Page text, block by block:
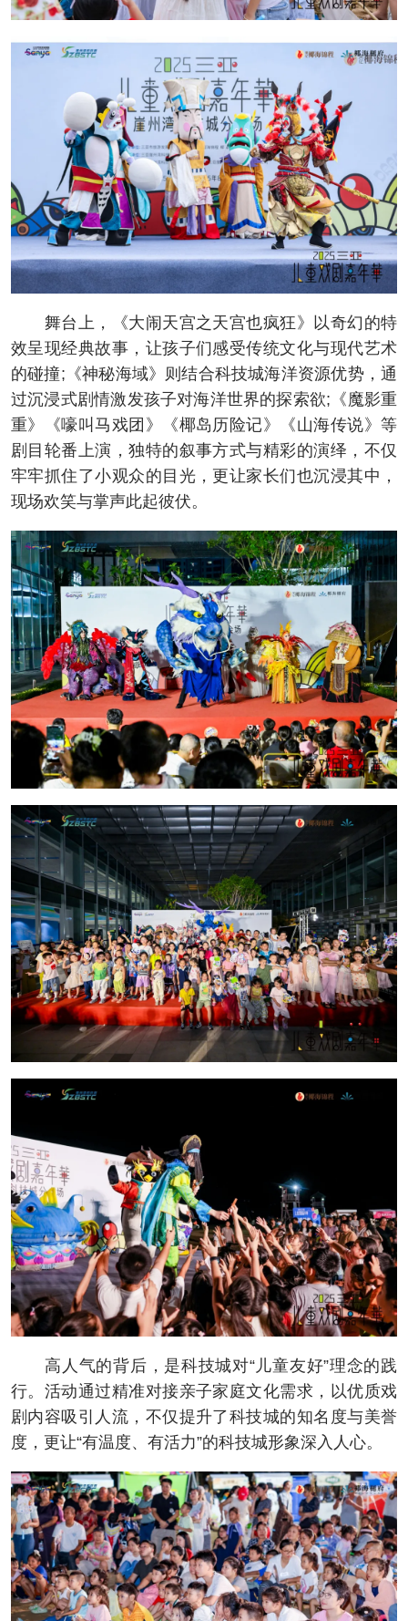
舞台上，《大闹天宫之天宫也疯狂》以奇幻的特
效呈现经典故事，让孩子们感受传统文化与现代艺术
的碰撞;《神秘海域》则结合科技城海洋资源优势，通
过沉浸式剧情激发孩子对海洋世界的探索欲;《魔影重
重》《嚎叫马戏团》《椰岛历险记》《山海传说》等
剧目轮番上演，独特的叙事方式与精彩的演绎，不仅
牢牢抓住了小观众的目光，更让家长们也沉浸其中，
现场欢笑与掌声此起彼伏。
高人气的背后，是科技城对“儿童友好”理念的践
行。活动通过精准对接亲子家庭文化需求，以优质戏
剧内容吸引人流，不仅提升了科技城的知名度与美誉
度，更让“有温度、有活力”的科技城形象深入人心。